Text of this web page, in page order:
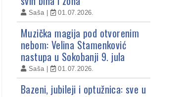
Saša 01.07.2026.
Muzička magija pod otvorenim
nebom: Velina Stamenković
nastupa u Sokobanji 9. jula
Saša 01.07.2026.
Bazeni, jubileji i optužnica: sve u